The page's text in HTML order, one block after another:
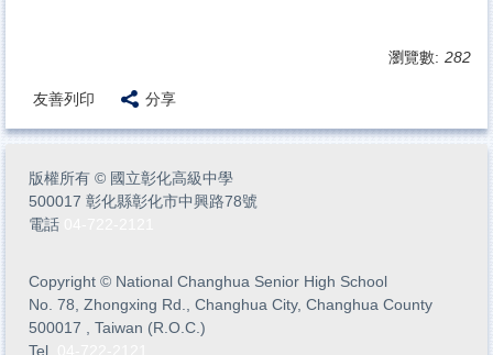
瀏覽數: 282
友善列印 分享
版權所有 © 國立彰化高級中學
500017 彰化縣彰化市中興路78號
電話
Copyright © National Changhua Senior High School
No. 78, Zhongxing Rd., Changhua City, Changhua County
500017 , Taiwan (R.O.C.)
Tel.